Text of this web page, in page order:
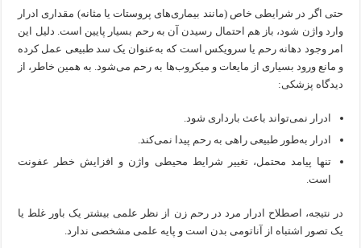
حتی اگر در شرایطی خاص (مانند بیماری‌های پروستات یا مثانه) مقداری ادرار
وارد واژن شود، باز هم احتمال رسیدن آن به رحم بسیار پایین است. دلیل این
امر وجود دهانه رحم یا سرویکس است که به‌عنوان یک سد طبیعی عمل کرده
و مانع ورود بسیاری از مایعات و میکروب‌ها به رحم می‌شود. به همین خاطر، از
دیدگاه پزشکی:
ادرار نمی‌تواند باعث بارداری شود.
ادرار به‌طور طبیعی راهی به رحم پیدا نمی‌کند.
تنها پیامد محتمل، تغییر شرایط محیطی واژن و افزایش خطر عفونت
است.
در نتیجه، اصطلاح ادرار مرد در رحم زن از نظر علمی بیشتر یک باور غلط یا
یک تصور اشتباه از آناتومی بدن است و پایه علمی مشخصی ندارد.